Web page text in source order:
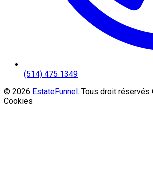
(514) 475 1349
© 2026 EstateFunnel. Tous droit réservés
Cookies